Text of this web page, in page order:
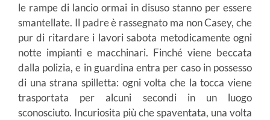
le rampe di lancio ormai in disuso stanno per essere
smantellate. Il padre è rassegnato ma non Casey, che
pur di ritardare i lavori sabota metodicamente ogni
notte impianti e macchinari. Finché viene beccata
dalla polizia, e in guardina entra per caso in possesso
di una strana spilletta: ogni volta che la tocca viene
trasportata per alcuni secondi in un luogo
sconosciuto. Incuriosita più che spaventata, una volta